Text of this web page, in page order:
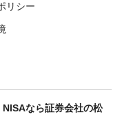
リシー
なら証券会社の松